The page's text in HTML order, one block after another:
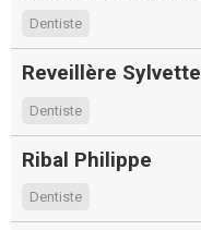
Dentiste
Reveillère Sylvette
Dentiste
Ribal Philippe
Dentiste